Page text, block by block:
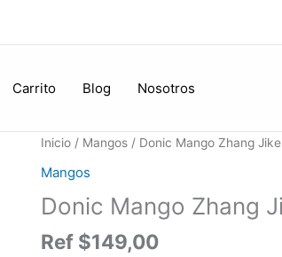
Carrito Blog Nosotros
Inicio / Mangos / Donic Mango Zhang
Mangos
Donic Mango Zhang
Ref $149,00
Donic
Zhang
Jike
Carbon